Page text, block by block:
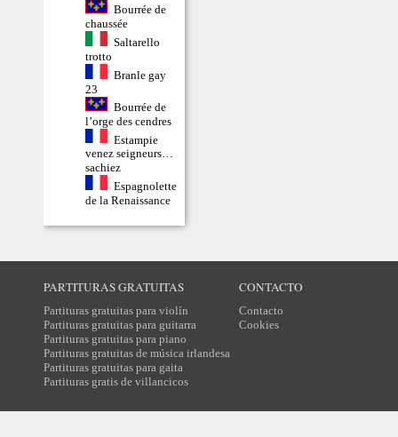
Bourrée de
chaussée
Saltarello
trotto
Branle gay
23
Bourrée de
l’orge des cendres
Estampie
venez seigneurs…
sachiez
Espagnolette
de la Renaissance
PARTITURAS GRATUITAS
Partituras gratuitas para violín
Partituras gratuitas para guitarra
Partituras gratuitas para piano
Partituras gratuitas de música irlandesa
Partituras gratuitas para gaita
Partituras gratis de villancicos
CONTACTO
Contacto
Cookies